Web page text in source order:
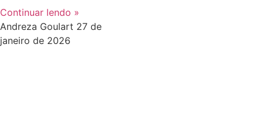
Continuar lendo »
Andreza Goulart 27 de
janeiro de 2026